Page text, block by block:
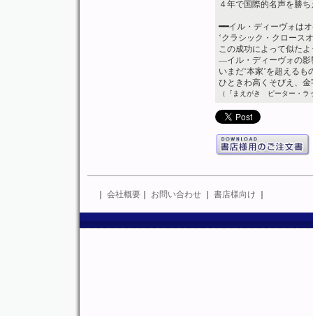
４年で国際的名声を勝
━━イル・ディーヴォは
‘クラシック・クロース
この成功によって似た
―イル・ディーヴォの影
いまだ‘本家’を超える
ひときわ高くそびえ、
（『まえがき ピーター・ラ
会社概要 お問い合わせ 書店様向け